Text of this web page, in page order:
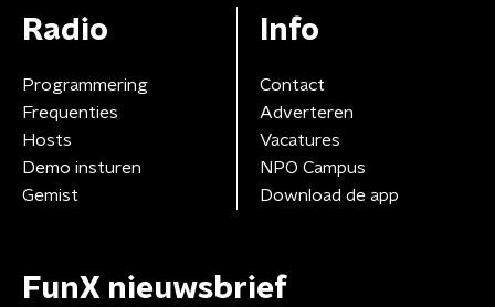
Radio
Programmering
Frequenties
Hosts
Demo insturen
Gemist
Info
Contact
Adverteren
Vacatures
NPO Campus
Download de app
FunX nieuwsbrief